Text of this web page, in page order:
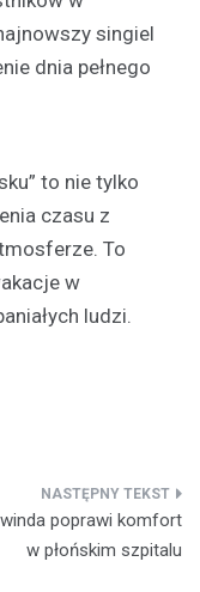
singiel
dnia pełnego
to nie tylko
czasu z
To
w
ludzi.
poprawi komfort
w płońskim szpitalu